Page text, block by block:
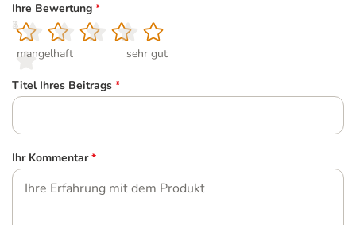
Ihre Bewertung *
1
mangelhaft
2
3
4
5
sehr gut
Titel Ihres Beitrags *
Ihr Kommentar *